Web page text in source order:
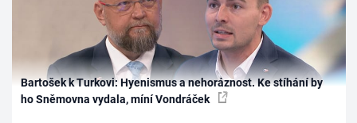
Bartošek k Turkovi: Hyenismus a nehoráznost. Ke stíhání by
ho Sněmovna vydala, míní Vondráček